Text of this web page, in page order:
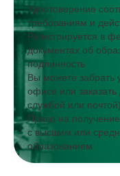
Удостоверение
требованиям и
Регистрируется в
документах об
подлинность
Вы можете забрать
офисе или заказать
службой или почтой)
Право на
с высшим или
образованием